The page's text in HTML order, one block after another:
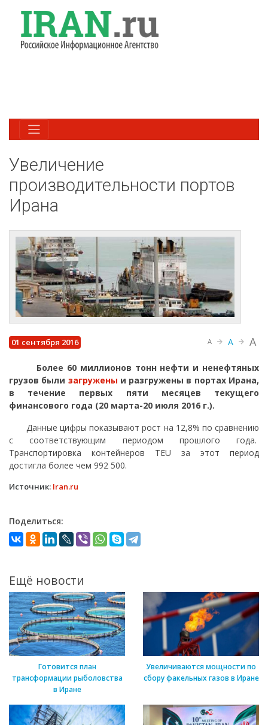
Увеличение
производительности портов
Ирана
01 сентября 2016 A A A
Более 60 миллионов тонн нефти и ненефтяных
грузов были загружены и разгружены в портах Ирана,
в течение первых пяти месяцев текущего
финансового года (20 марта-20 июля 2016 г.).
Данные цифры показывают рост на 12,8% по сравнению
с соответствующим периодом прошлого года.
Транспортировка контейнеров TEU за этот период
достигла более чем 992 500.
Источник: Iran.ru
Поделиться:
Ещё новости
Готовится план
трансформации рыболовства
в Иране
Увеличиваются мощности по
сбору факельных газов в Иране